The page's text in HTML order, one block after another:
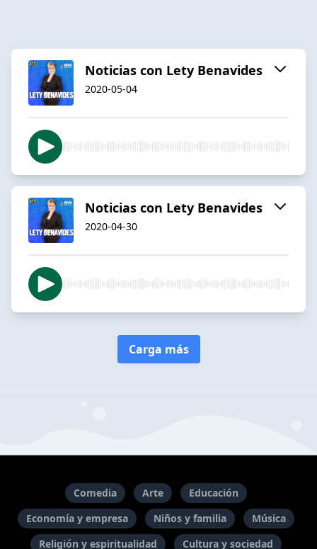
Noticias con Lety Benavides
2020-05-04
Noticias con Lety Benavides
2020-04-30
Carga más
Comedia Arte
Educación
Economía y empresa
Niños y familia
Música
Religión y espiritualidad
Cultura y sociedad